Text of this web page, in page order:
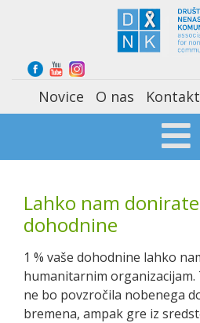
Select your language
Novice O nas Kontakt
Lahko nam
dohodnine
1 % vaše dohodnine lahko
humanitarnim organizacijam.
ne bo povzročila nobenega
bremena, ampak gre iz